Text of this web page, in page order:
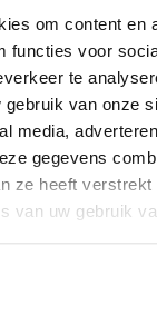
om content en
functies voor
te
gebruik van onze
media,
gegevens
ze heeft verstrekt
van uw gebruik
houdt webinar
29